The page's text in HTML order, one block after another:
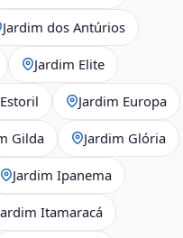
Jardim dos Antúrios
Jardim Elite
Jardim Europa
Gilda Jardim Glória
Jardim Ipanema
Itamaracá